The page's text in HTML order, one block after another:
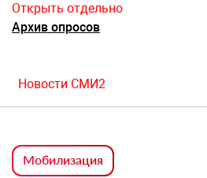
Открыть отдельно
Архив опросов
Новости СМИ2
Мобилизация